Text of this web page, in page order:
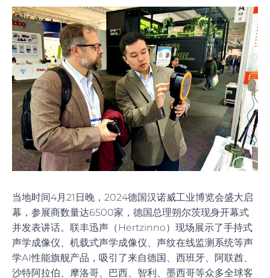
当地时间4月21日晚，2024德国汉诺威工业博览会盛大启
幕，参展商数量达6500家，德国总理朔尔茨现身开幕式
并发表讲话。联丰迅声（Hertzinno）现场展示了手持式
声学成像仪、机载式声学成像仪、声纹在线监测系统等声
学AI性能旗舰产品，吸引了来自德国、西班牙、阿联酋、
沙特阿拉伯、摩洛哥、巴西、智利、墨西哥等众多全球客